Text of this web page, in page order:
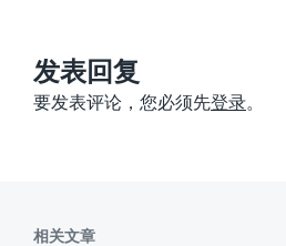
：
发表回复
要发表评论，您必须先登录。
相关文章